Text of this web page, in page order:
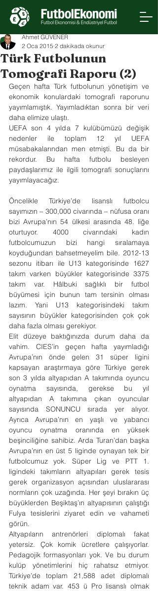
Türk Futbolunun
Tomografi Raporu (2)
Ahmet GÜVENER
2 Oca 2015 2 dakikada okunur
Geçen hafta Türk futbolunun yönetişim ve
ekonomik konulardaki tomografi raporunu
yayımlamıştık. Yayımladıktan sonra bir veri
daha elimize ulaştı.
UEFA son 4 yılda 7 kulübümüzü değişik
nedenler ile toplam 12 yıl UEFA
müsabakalarından men etmişti. Bu da bir
rekordur. Bu hafta futbolu besleyen
paydaşlarımız ile ilgili tomografi sonuçlarını
yayımlayacağız.
Öncelikle Türkiye’de lisanslı futbolcu
sayımızın – 300,000 civarında – nüfusa oranı
bizi Avrupa’nın 54 ülkesi arasında 48. liğe
oturtuyor. 4000 civarındaki kadın
futbolcumuzun bizi hangi sıralamaya
koyduğundan bahsetmeyelim bile. 2012-13
sezonu itibarı ile U13 kategorisinde 1627
takım varken büyükler kategorisinde 3375
takım var. Hâlbuki sağlıklı bir futbol
büyümesi için bunun tam tersinin olması
lazım. Yani U13 kategorisindeki takım
sayısının büyükler kategorisinden çok çok
daha fazla olması gerekiyor.
Elit düzeye baktığınızda durum daha da
vahim. CIES’in geçen hafta yayımladığı
Avrupa’nın önde gelen 31 süper ligini
kapsayan araştırmaya göre Türkiye gerek
son 3 yılda altyapıdan A takımında oyuncu
oynatma sayısında, gerekse bu yıl
altyapıdan A takımına çıkan oyuncular
sayısında SONUNCU sırada yer alıyor.
Ayrıca Avrupa’nın en yaşlı ve yabancı
oyuncu oynatma oranında en yüksek
beşinciliğine sahibiz. Arda Turan’dan başka
Avrupa’nın en üst 5 liginde oynayan tek bir
futbolcumuz yok. Süper Lig ve PTT 1.
ligindeki takımların altyapıları gerek tesis
gerek organizasyon açısından uluslararası
normların çok uzağında. Her şeyi bırakın üç
büyüklerden Beşiktaş’ın altyapısının çalıştığı
Fulya tesislerini ziyaret edin ve vahameti
görün.
Altyapıların antrenörleri diplomalı fakat
yetersiz. Çok komik ücretlere çalışıyorlar.
Pedagojik formasyonları yok. Ve bu durum
kulüp yönetimlerini hiç rahatsız etmiyor.
Türkiye’de toplam 21,588 adet diplomalı
teknik adam var. 453 ü Pro lisanslı olmak